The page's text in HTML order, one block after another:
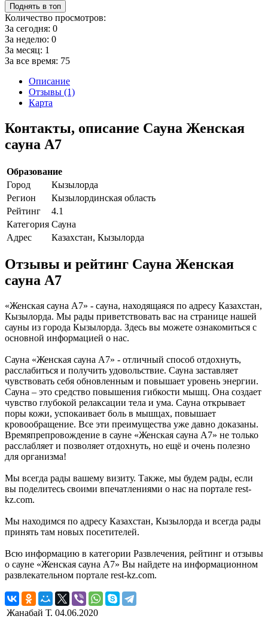
Поднять в топ
Количество просмотров:
За сегодня: 0
За неделю: 0
За месяц: 1
За все время: 75
Описание
Отзывы (1)
Карта
Контакты, описание Сауна Женская
сауна А7
Образование
Город
Кызылорда
Регион
Кызылординская область
Рейтинг
4.1
Категория Сауна
Адрес
Казахстан, Кызылорда
Отзывы и рейтинг Сауна Женская
сауна А7
«Женская сауна А7» - сауна, находящаяся по адресу Казахстан,
Кызылорда. Мы рады приветствовать вас на странице нашей
сауны из города Кызылорда. Здесь вы можете ознакомиться с
основной информацией о нас.
Сауна «Женская сауна А7» - отличный способ отдохнуть,
расслабиться и получить удовольствие. Сауна заставляет
чувствовать себя обновленным и повышает уровень энергии.
Сауна – это средство повышения гибкости мышц. Она создает
чувство глубокой релаксации тела и ума. Сауна открывает
поры кожи, успокаивает боль в мышцах, повышает
кровообращение. Все эти преимущества уже давно доказаны.
Времяпрепровождение в сауне «Женская сауна А7» не только
расслабляет и позволяет отдохнуть, но ещё и очень полезно
для организма!
Мы всегда рады вашему визиту. Также, мы будем рады, если
вы поделитесь своими впечатлениями о нас на портале rest-
kz.com.
Мы находимся по адресу Казахстан, Кызылорда и всегда рады
принять там новых посетителей.
Всю информацию в категории Развлечения, рейтинг и отзывы
о сауне «Женская сауна А7» Вы найдете на информационном
развлекательном портале rest-kz.com.
Жанабай Т. 04.06.2020